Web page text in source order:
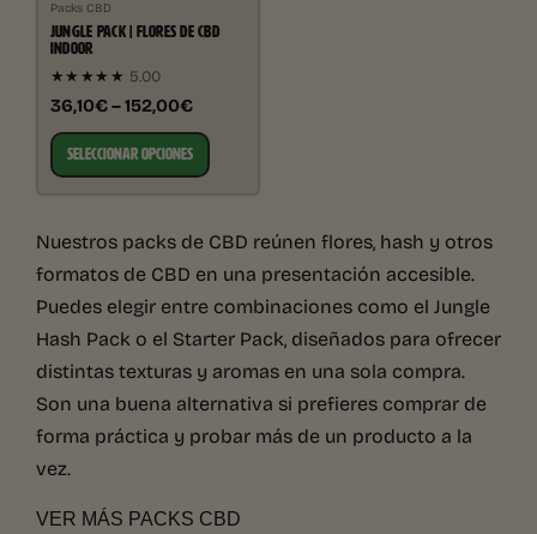
Packs CBD
JUNGLE PACK | FLORES DE CBD
INDOOR
★★★★★ 5.00
36,10€ – 152,00€
SELECCIONAR OPCIONES
Nuestros packs de CBD reúnen flores, hash y otros
formatos de CBD en una presentación accesible.
Puedes elegir entre combinaciones como el Jungle
Hash Pack o el Starter Pack, diseñados para ofrecer
distintas texturas y aromas en una sola compra.
Son una buena alternativa si prefieres comprar de
forma práctica y probar más de un producto a la
vez.
VER MÁS PACKS CBD